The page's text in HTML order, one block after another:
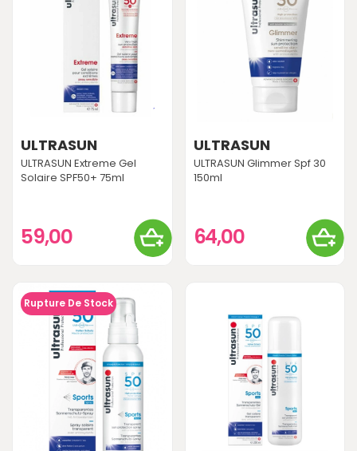
ULTRASUN
ULTRASUN Extreme Gel
Solaire SPF50+ 75ml
59,00
ULTRASUN
ULTRASUN Glimmer Spf 30
150ml
64,00
Rupture De Stock